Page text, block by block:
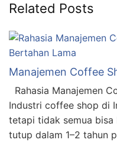
Related Posts
Manajemen Coffee
Rahasia Manajemen
Industri coffee shop di
tetapi tidak semua bisa
tutup dalam 1–2 tahun